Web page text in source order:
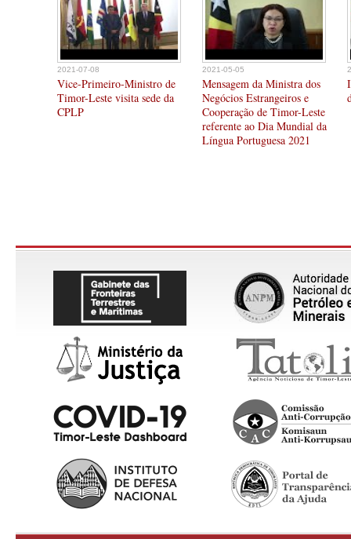
2021-07-08
Vice-Primeiro-Ministro de
Timor-Leste visita sede da
CPLP
2021-05-05
Mensagem da Ministra dos
Negócios Estrangeiros e
Cooperação de Timor-Leste
referente ao Dia Mundial da
Língua Portuguesa 2021